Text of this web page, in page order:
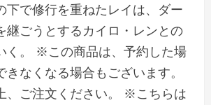
下で修行を重ねたレイは、ダー
継ごうとするカイロ・レンとの
く。 ※この商品は、予約した場
なくなる場合もございます。
、ご注文ください。 ※こちらは